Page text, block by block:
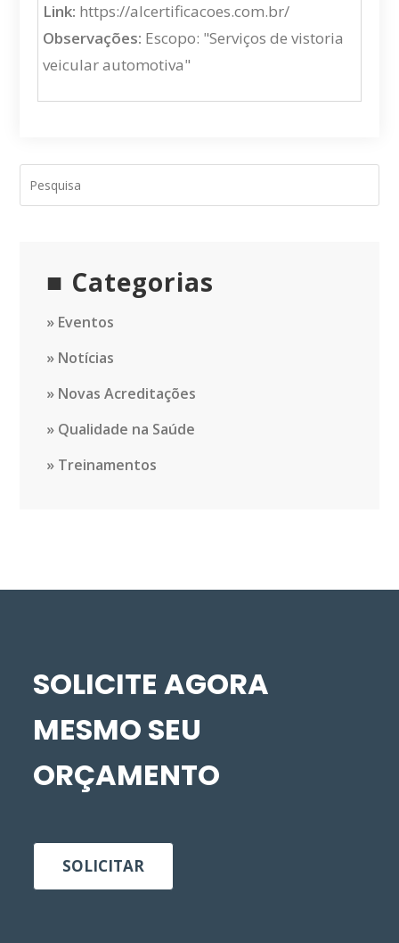
Link: https://alcertificacoes.com.br/
Observações: Escopo: "Serviços de vistoria
veicular automotiva"
Categorias
Eventos
Notícias
Novas Acreditações
Qualidade na Saúde
Treinamentos
SOLICITE AGORA
MESMO SEU
ORÇAMENTO
SOLICITAR